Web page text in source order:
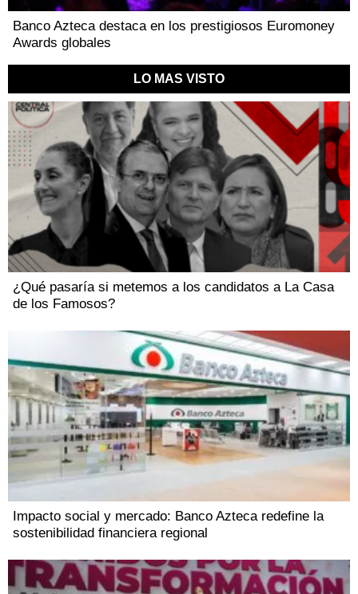
Banco Azteca destaca en los prestigiosos Euromoney
Awards globales
LO MAS VISTO
¿Qué pasaría si metemos a los candidatos a La Casa
de los Famosos?
Impacto social y mercado: Banco Azteca redefine la
sostenibilidad financiera regional